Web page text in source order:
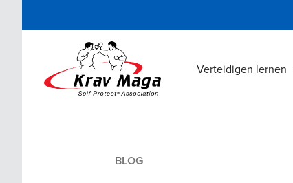
Verteidigen lernen
BLOG